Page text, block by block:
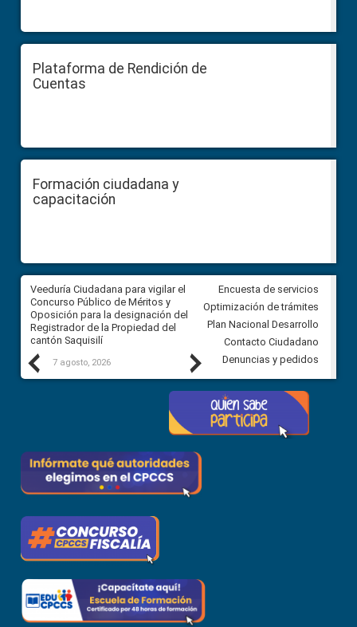
Plataforma de Rendición de
Cuentas
Formación ciudadana y
capacitación
Previous
Veeduría Ciudadana para vigilar el
Concurso Público de Méritos y
Oposición para la designación del
Registrador de la Propiedad del
cantón Saquisilí
7 agosto, 2026
Veeduría Ciudadana para
construcción del asfaltado de
diferentes barrios del sector
Ballenita del cantón Santa
7 agosto, 2026
Next
Encuesta de servicios
Optimización de trámites
Plan Nacional Desarrollo
Contacto Ciudadano
Denuncias y pedidos